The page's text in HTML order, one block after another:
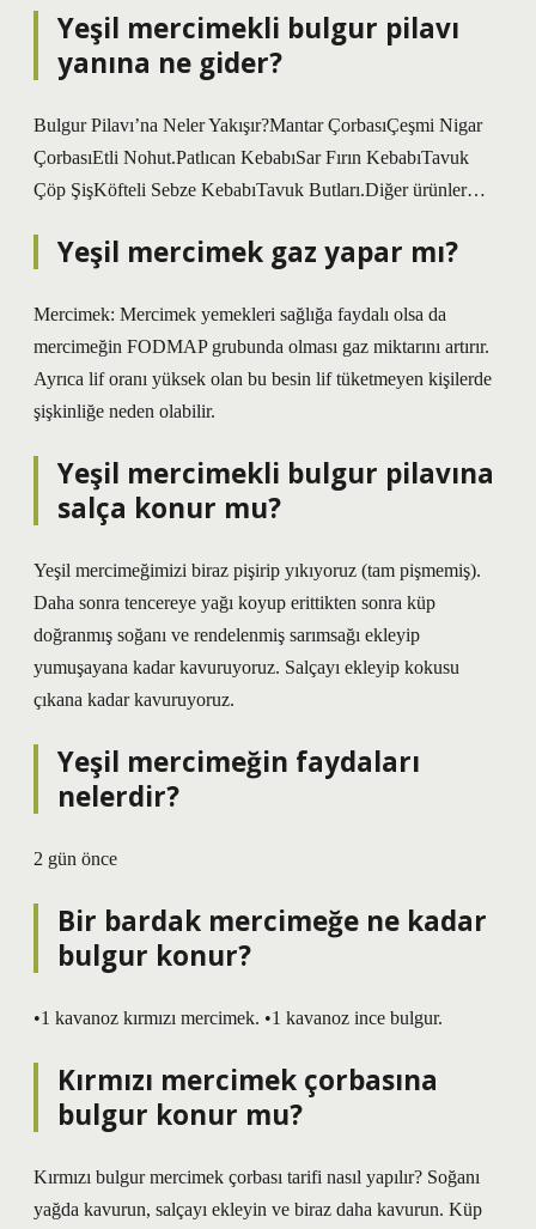
Yeşil mercimekli bulgur pilavı
yanına ne gider?
Bulgur Pilavı’na Neler Yakışır?Mantar ÇorbasıÇeşmi Nigar
ÇorbasıEtli Nohut.Patlıcan KebabıSar Fırın KebabıTavuk
Çöp ŞişKöfteli Sebze KebabıTavuk Butları.Diğer ürünler…
Yeşil mercimek gaz yapar mı?
Mercimek: Mercimek yemekleri sağlığa faydalı olsa da
mercimeğin FODMAP grubunda olması gaz miktarını artırır.
Ayrıca lif oranı yüksek olan bu besin lif tüketmeyen kişilerde
şişkinliğe neden olabilir.
Yeşil mercimekli bulgur pilavına
salça konur mu?
Yeşil mercimeğimizi biraz pişirip yıkıyoruz (tam pişmemiş).
Daha sonra tencereye yağı koyup erittikten sonra küp
doğranmış soğanı ve rendelenmiş sarımsağı ekleyip
yumuşayana kadar kavuruyoruz. Salçayı ekleyip kokusu
çıkana kadar kavuruyoruz.
Yeşil mercimeğin faydaları
nelerdir?
2 gün önce
Bir bardak mercimeğe ne kadar
bulgur konur?
•1 kavanoz kırmızı mercimek. •1 kavanoz ince bulgur.
Kırmızı mercimek çorbasına
bulgur konur mu?
Kırmızı bulgur mercimek çorbası tarifi nasıl yapılır? Soğanı
yağda kavurun, salçayı ekleyin ve biraz daha kavurun. Küp